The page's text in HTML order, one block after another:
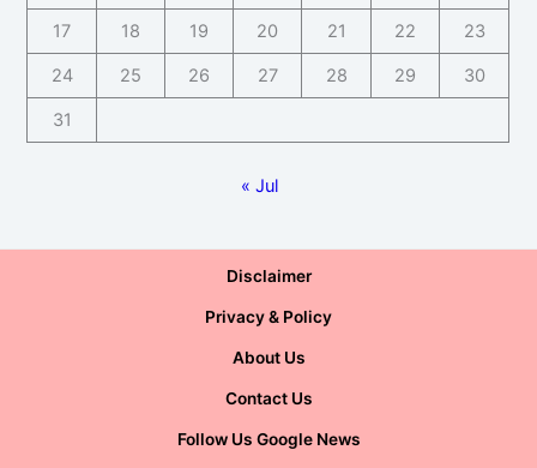
17 18 19 20 21 22 23
24 25 26 27 28 29 30
31
« Jul
Disclaimer
Privacy & Policy
About Us
Contact Us
Follow Us Google News